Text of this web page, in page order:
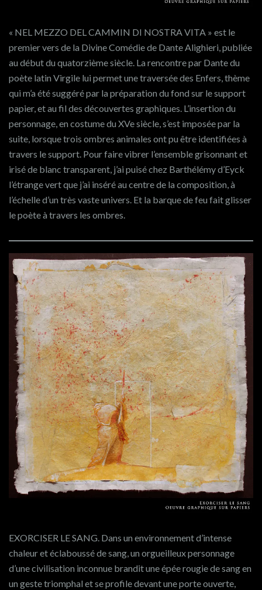
« NEL MEZZO DEL CAMMIN DI NOSTRA VITA » est le
premier vers de la Divine Comédie de Dante Alighieri, publiée
au début du quatorzième siècle. La rencontre par Dante du
poète latin Virgile lui permet une traversée des Enfers, thème
qui m’a été suggéré par la préparation du fond sur le support
papier, et au fil des découvertes graphiques. L’insertion du
personnage, en costume du XVe siècle, s’est imposée par la
suite, lorsque trois ombres animales ont pu être identifiées à
travers le support. Pour faire vibrer l’ensemble grisonnant et
irisé de blanc transparent, j’ai puisé chez Barthélémy d’Eyck
l’étrange vert que j’ai inséré au centre de la composition, à
l’échelle d’un très vaste univers. Et la barque de feu fait glisser
le poète à travers les ombres.
EXORCISER LE SANG. Dans un environnement d’intense
chaleur et éclaboussé de sang, un orgueilleux personnage
d’une civilisation inconnue brandit une épée rougie de sang en
un geste triomphal et se profile devant une porte ouverte,